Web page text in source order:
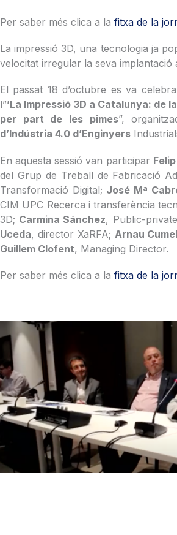
Per saber més clica a la fitxa de la
La impressió 3D, una tecnologia ja
velocitat irregular la seva implantació
El passat 18 d’octubre es va
l”’La Impressió 3D a Catalunya: de
per part de les pimes”,
d’Indústria 4.0 d’Enginyers
En aquesta sessió van participar
del Grup de Treball de Fabricació
Transformació Digital; José Mª
CIM UPC Recerca i transferència
3D; Carmina Sánchez, Public-
Uceda, director XaRFA; Arnau
Guillem Clofent, Managing Director.
Per saber més clica a la fitxa de la